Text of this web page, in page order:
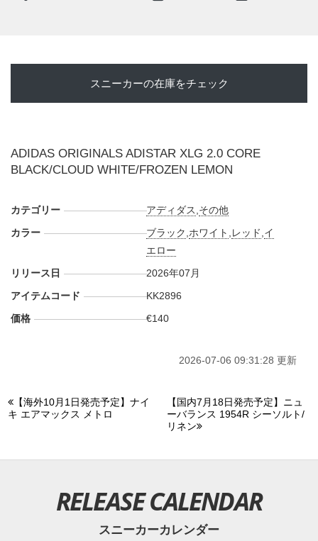
作り、ホワイトのシュータン、ヒールパーツが全体に抜け感
をプラス。さらにスリーストライプスとヒールロゴにフロー
イプスがレイヤーを細かく区切り、後足部のシルバーパーツ
がランニングギアらしい金属的なニュアンスを添える。アー
ム感を両立した、"ADISTAR XLG 2.0"らしい個性が際立つ配
色となっている。
海外では2026年7月より、アディダス取扱店にて発売開始。
ズの
Xや Facebook などで報告したい。
スニーカーの在庫をチェック
ADIDAS ORIGINALS ADISTAR XLG 2.0 CORE
BLACK/CLOUD WHITE/FROZEN LEMON
カテゴリー アディダス その他
カラー
ブラック ホワイト レッド イ
エロー
リリース日
2026年07月
アイテムコード
KK2896
価格
€140
2026-07-06 09:31:28 更新
【海外10月1日発売予定】ナイ
キ エアマックス メトロ
【国内7月18日発売予定】ニュ
ーバランス 1954R シーソルト/
リネン
RELEASE CALENDAR
スニーカーカレンダー